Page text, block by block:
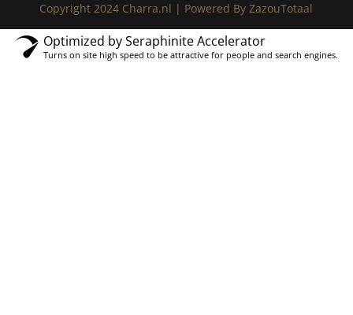
Copyright 2024 Charra.nl | Powered By ZazouTotaal
Optimized by Seraphinite Accelerator
Turns on site high speed to be attractive for people and search engines.